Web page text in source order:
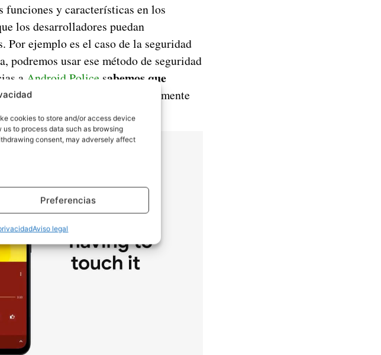
cookies to store and/or access device
to process data such as browsing
consent, may adversely affect
Preferencias
Aviso legal
funciones y características en los
los desarrolladores puedan
Por ejemplo es el caso de la seguridad
usar ese método de seguridad
a Android Police sabemos que
desarrolladores
y probablemente